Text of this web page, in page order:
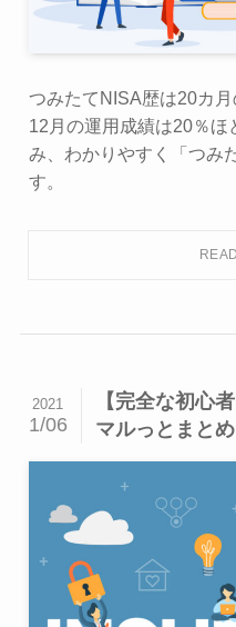
つみたてNISA歴は20カ
12月の運用成績は20％ほ
み、わかりやすく「つみ
す。
【完全な初心
マルっとまと
2021
1/06